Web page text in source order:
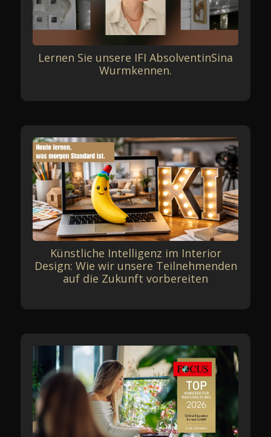
Lernen Sie unsere IFI AbsolventinSina
Wurmkennen.
Künstliche Intelligenz im Interior
Design: Wie wir unsere Teilnehmenden
auf die Zukunft vorbereiten